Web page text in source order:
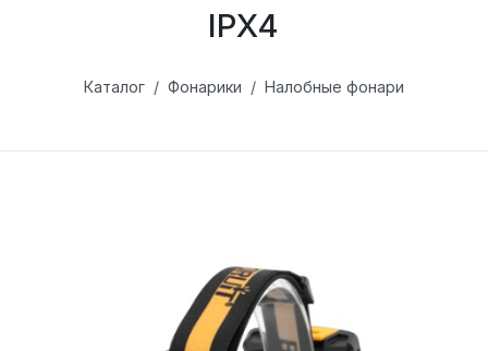
IPX4
Каталог Фонарики Налобные фонари